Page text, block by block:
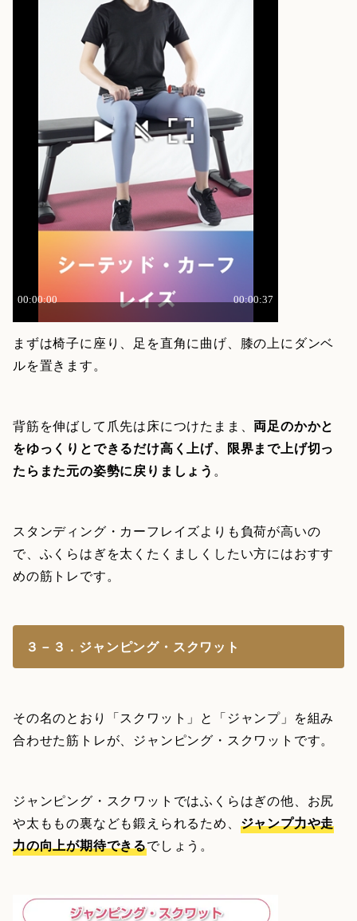
まずは椅子に座り、足を直角に曲げ、膝の上にダンベ
ルを置きます。
背筋を伸ばして爪先は床につけたまま、 両足のかかと
をゆっくりとできるだけ高く上げ、限界まで上げ切っ
たらまた元の姿勢に戻りましょう 。
スタンディング・カーフレイズよりも負荷が高いの
で、ふくらはぎを太くたくましくしたい方にはおすす
めの筋トレです。
３－３．ジャンピング・スクワット
その名のとおり「スクワット」と「ジャンプ」を組み
合わせた筋トレが、ジャンピング・スクワットです。
ジャンピング・スクワットではふくらはぎの他、お尻
や太ももの裏なども鍛えられるため、 ジャンプ力や走
力の向上が期待できるでしょう。